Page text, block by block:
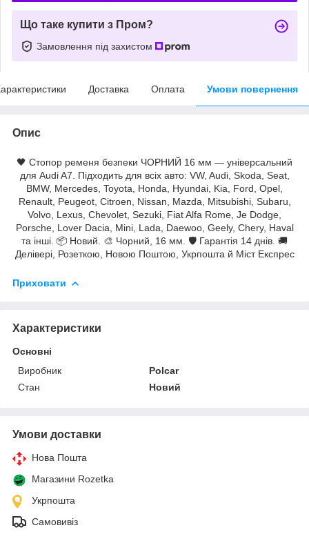
Що таке купити з Пром?
Замовлення під захистом
Доставка Оплата Умови повернення
Опис
🖤 Стопор ременя безпеки ЧОРНИЙ 16 мм — універсальний
для Audi A7. Підходить для всіх авто: VW, Audi, Skoda, Seat,
BMW, Mercedes, Toyota, Honda, Hyundai, Kia, Ford, Opel,
Renault, Peugeot, Citroen, Nissan, Mazda, Mitsubishi, Subaru,
Volvo, Lexus, Chevolet, Sezuki, Fiat Alfa Rome, Je Dodge,
Porsche, Lover Dacia, Mini, Lada, Daewoo, Geely, Chery, Haval
та інші. 📦 Новий. 🎨 Чорний, 16 мм. 🛡 Гарантія 14 днів. 🚚
Делівері, Розеткою, Новою Поштою, Укрпошта й Міст Експрес
Приховати
Характеристики
Основні
Виробник
Polcar
Стан
Новий
Умови доставки
Нова Пошта
Магазини Rozetka
Укрпошта
Самовивіз